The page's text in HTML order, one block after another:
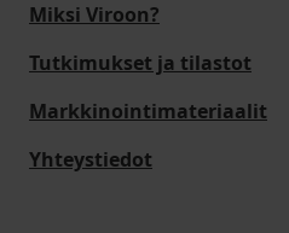
Miksi Viroon?
Tutkimukset ja tilastot
Markkinointimateriaalit
Yhteystiedot